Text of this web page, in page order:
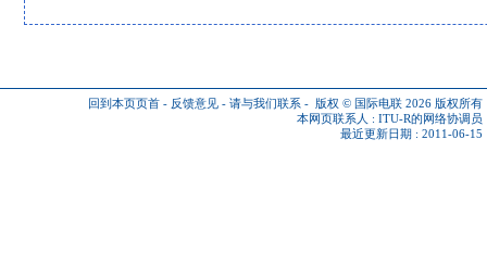
回到本页页首 - 反馈意见 - 请与我们联系 - 版权 © 国际电联 2026 版权所有
本网页联系人 : ITU-R的网络协调员
最近更新日期 : 2011-06-15